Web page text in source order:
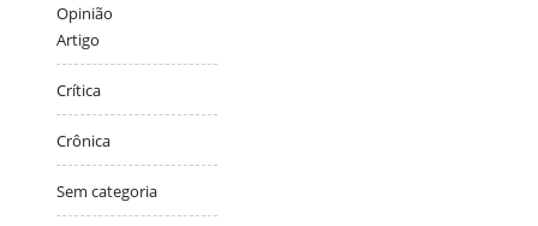
Opinião
Artigo
Crítica
Crônica
Sem categoria